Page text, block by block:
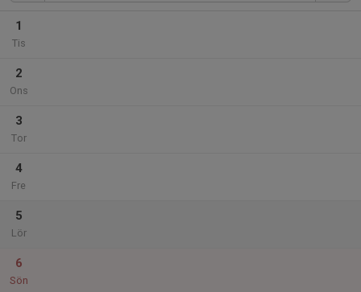
1
Tis
2
Ons
3
Tor
4
Fre
5
Lör
6
Sön